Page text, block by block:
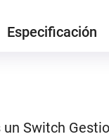
Especificación
un Switch